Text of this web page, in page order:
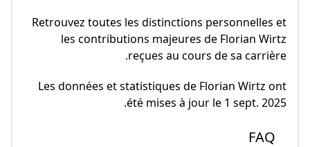
Retrouvez toutes les distinctions personnelles et
les contributions majeures de Florian Wirtz
reçues au cours de sa carrière.
Les données et statistiques de Florian Wirtz ont
été mises à jour le 1 sept. 2025.
FAQ